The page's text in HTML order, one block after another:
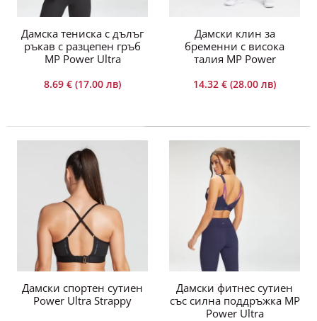
Дамски къс клин (шорти) с висока талия MP -
късите спортни шорти Women..
-24%
Дамска тениска с дълъг
ръкав с разцепен гръб
MP Power Ultra
8.69 € (17.00 лв)
Дамски клин за
бременни с висока
талия MP Power
14.32 € (28.00 лв)
Дамски спортен сутиен
Power Ultra Strappy
Дамски фитнес сутиен
със силна поддръжка MP
Power Ultra